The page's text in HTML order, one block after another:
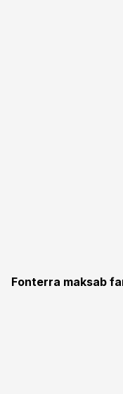
Fonterra maksab